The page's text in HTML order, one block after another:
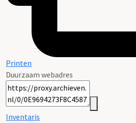
Printen
Duurzaam webadres
Inventaris